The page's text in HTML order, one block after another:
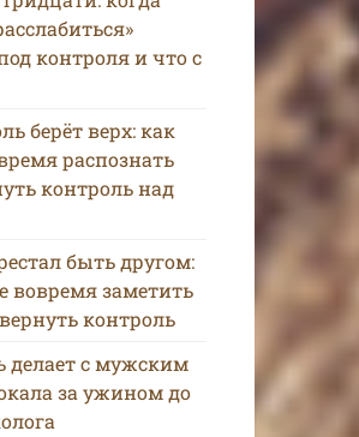
контроля и что с
берёт верх: как
распознать
контроль над
быть другом:
вовремя заметить
контроль
делает с мужским
за ужином до